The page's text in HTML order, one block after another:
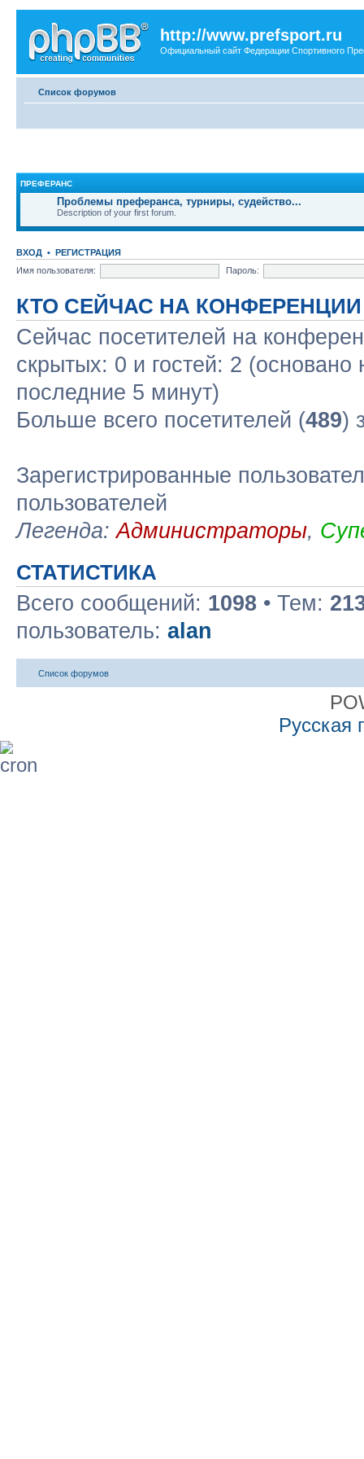
http://www.prefsport.ru
Официальный сайт Федерации Спортивного
Список форумов
ПРЕФЕРАНС
Проблемы преферанса, турниры, судейство...
Description of your first forum.
ВХОД • РЕГИСТРАЦИЯ
Имя пользователя:
Пароль:
КТО СЕЙЧАС НА КОНФЕРЕНЦИИ
Сейчас посетителей на
скрытых: 0 и гостей: 2 (основано
последние 5 минут)
Больше всего посетителей (489)
Зарегистрированные
пользователей
Легенда:Администраторы,
СТАТИСТИКА
Всего сообщений: 1098 • Тем:
пользователь: alan
Список форумов
Русская